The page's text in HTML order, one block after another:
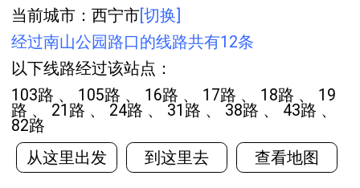
当前城市：西宁市 [切换]
经过南山公园路口的线路共有12条
以下线路经过该站点：
103路 、 105路 、 16路 、 17路 、 18路 、 19
路 、 21路 、 24路 、 31路 、 38路 、 43路 、
82路
从这里出发
到这里去 查看地图